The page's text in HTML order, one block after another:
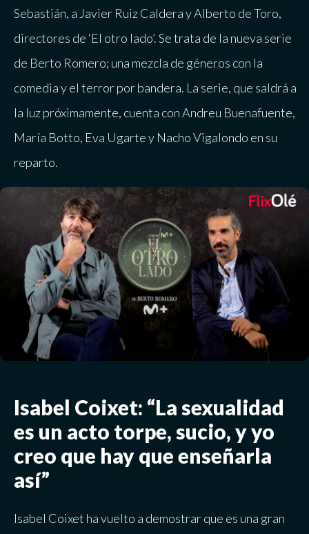
Sebastián, a Javier Ruiz Caldera y Alberto de Toro,
directores de ‘El otro lado’. Se trata de la nueva serie
de Berto Romero; una mezcla de géneros con la
comedia y el terror por bandera. La serie, que saldrá a
la luz próximamente, cuenta con Andreu Buenafuente,
María Botto, Eva Ugarte y Nacho Vigalondo en su
reparto.
Isabel Coixet: “La sexualidad
es un acto torpe, sucio, y yo
creo que hay que enseñarla
así”
Isabel Coixet ha vuelto a demostrar que es una gran